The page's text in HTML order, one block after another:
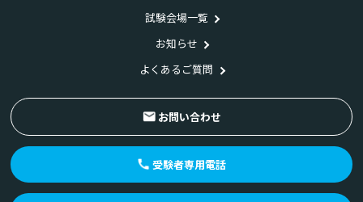
試験会場一覧
お知らせ
よくあるご質問
お問い合わせ
受験者専用電話